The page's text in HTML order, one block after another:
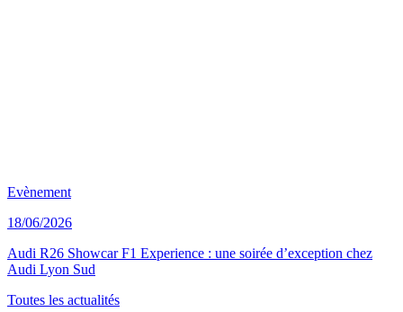
Evènement
18/06/2026
Audi R26 Showcar F1 Experience : une soirée d’exception chez
Audi Lyon Sud
Toutes les actualités